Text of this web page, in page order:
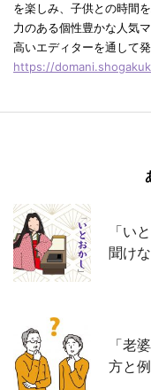
を楽しみ、子供との時間
力のある個性豊かな人気
高いエディターを通して発
https://
「い
聞け
「老
方と